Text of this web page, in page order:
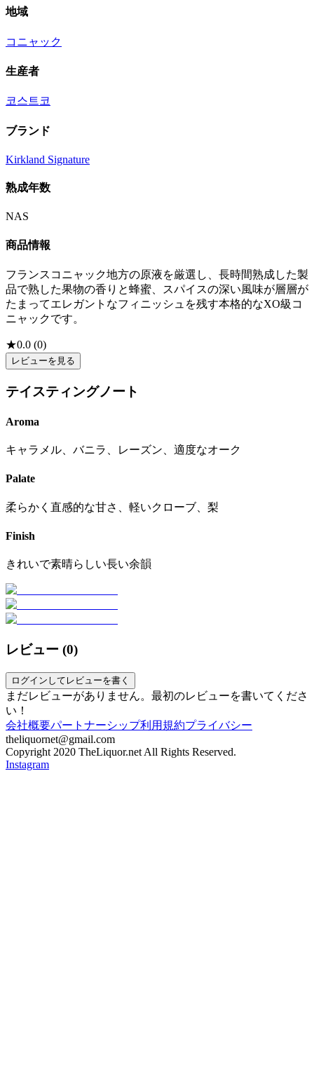
地域
コニャック
生産者
코스트코
ブランド
Kirkland Signature
熟成年数
NAS
商品情報
フランスコニャック地方の原液を厳選し、長時間熟成した製
品で熟した果物の香りと蜂蜜、スパイスの深い風味が層層が
たまってエレガントなフィニッシュを残す本格的なXO級コ
ニャックです。
★0.0 (0)
レビューを見る
テイスティングノート
Aroma
キャラメル、バニラ、レーズン、適度なオーク
Palate
柔らかく直感的な甘さ、軽いクローブ、梨
Finish
きれいで素晴らしい長い余韻
レビュー (0)
ログインしてレビューを書く
まだレビューがありません。最初のレビューを書いてくださ
い！
会社概要パートナーシップ利用規約プライバシー
theliquornet@gmail.com
Copyright 2020 TheLiquor.net All Rights Reserved.
Instagram